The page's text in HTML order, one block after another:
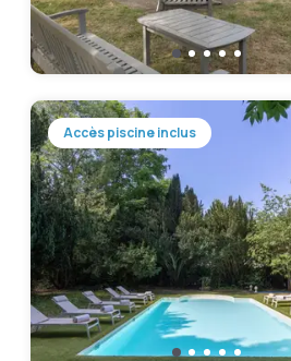
Accès piscine inclus